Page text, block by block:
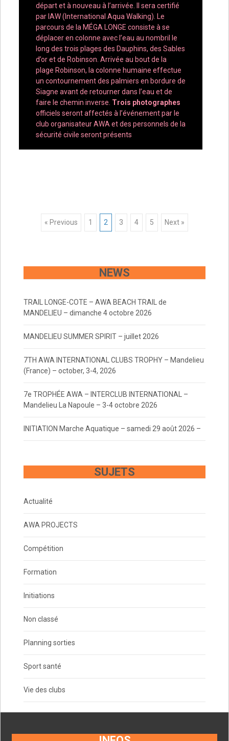
départ et à nouveau à l’arrivée. Il sera certifié
par IAW (International Aqua Walking). Le
parcours de la MÉGA LONGE consiste à se
déplacer en colonne avec l’eau au nombril le
long des trois plages des Dauphins, des Sables
d’or et de Robinson. Arrivée au bout de la
plage Robinson, la colonne humaine effectue
un contournement des palmiers en bordure de
Siagne avant de retourner dans l’eau et de
faire le chemin inverse. Trois photographes
officiels seront affectés à l’événement par le
club organisateur AWA et des personnels de la
sécurité civile seront présents
Posts
navigation
« Previous 1 2 3 4 5 Next »
NEWS
TRAIL LONGE-COTE – AWA BEACH TRAIL de
MANDELIEU – dimanche 4 octobre 2026
MANDELIEU SUMMER SPIRIT – juillet 2026
7TH AWA INTERNATIONAL CLUBS TROPHY – Mandelieu
(France) – october, 3-4, 2026
7e TROPHÉE AWA – INTERCLUB INTERNATIONAL –
Mandelieu La Napoule – 3-4 octobre 2026
INITIATION Marche Aquatique – samedi 29 août 2026 –
SUJETS
Actualité
AWA PROJECTS
Compétition
Formation
Initiations
Non classé
Planning sorties
Sport santé
Vie des clubs